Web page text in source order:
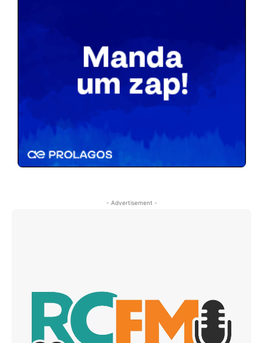
- Advertisement -